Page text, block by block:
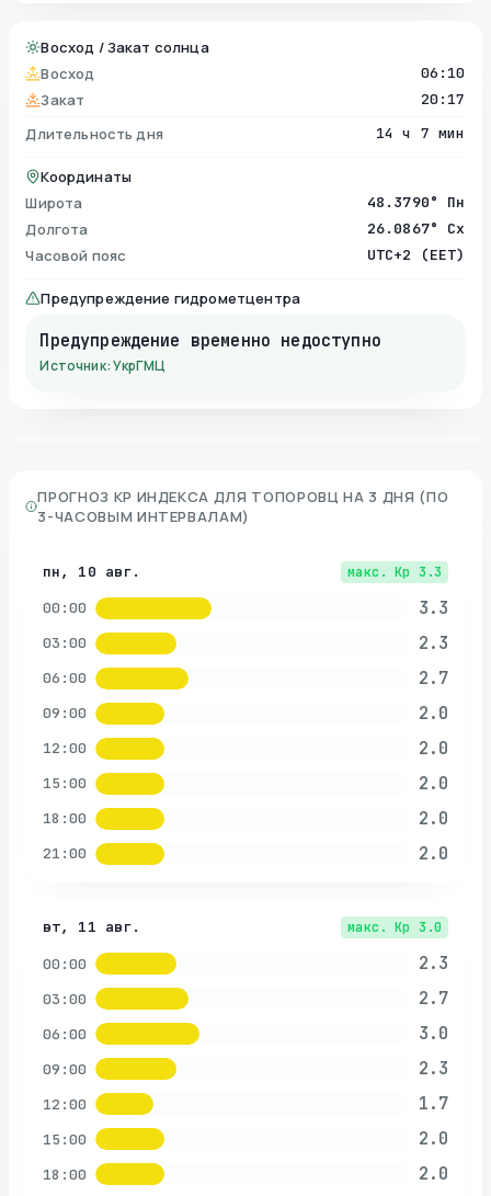
Восход / Закат солнца
Восход
06:10
Закат 20:17
Длительность дня 14 ч 7 мин
Координаты
Широта
48.3790° Пн
Долгота 26.0867° Сх
Часовой пояс UTC+2 (EET)
Предупреждение гидрометцентра
Предупреждение временно недоступно
Источник: УкрГМЦ
ПРОГНОЗ KP ИНДЕКСА ДЛЯ ТОПОРОВЦ НА 3 ДНЯ (ПО
3-ЧАСОВЫМ ИНТЕРВАЛАМ)
пн, 10 авг. макс. Kp 3.3
00:00 3.3
03:00 2.3
06:00 2.7
09:00 2.0
12:00 2.0
15:00 2.0
18:00 2.0
21:00 2.0
вт, 11 авг. макс. Kp 3.0
00:00 2.3
03:00 2.7
06:00 3.0
09:00 2.3
12:00 1.7
15:00 2.0
18:00 2.0